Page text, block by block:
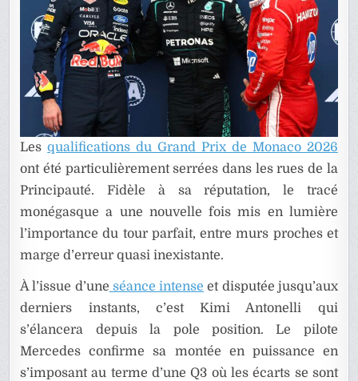
Lesqualifications du Grand Prix de Monaco 2026
ont été particulièrement serrées dans les rues de la
Principauté. Fidèle à sa réputation, le tracé
monégasque a une nouvelle fois mis en lumière
l’importance du tour parfait, entre murs proches et
marge d’erreur quasi inexistante.
À l’issue d’une séance intense et disputée jusqu’aux
derniers instants, c’est Kimi Antonelli qui
s’élancera depuis la pole position. Le pilote
Mercedes confirme sa montée en puissance en
s’imposant au terme d’une Q3 où les écarts se sont